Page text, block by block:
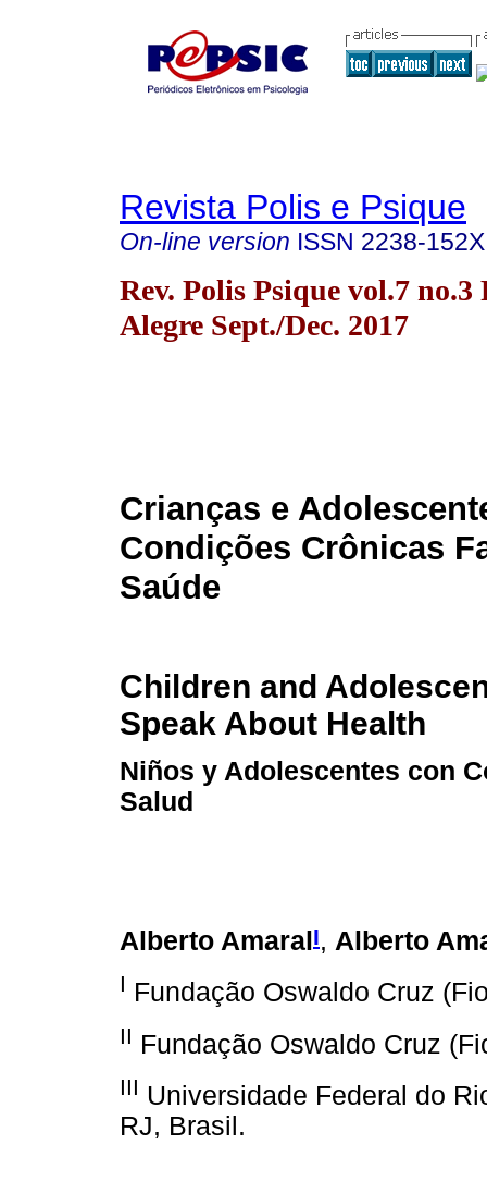
Revista Polis e Psique
On-line version ISSN 2238-152X
Rev. Polis Psique vol.7 no.3
Alegre Sept./Dec. 2017
Crianças e
Condições Crônicas
Saúde
Children and
Speak About Health
Niños y Adolescentes con
Salud
Alberto AmaralI, Alberto
I Fundação Oswaldo Cruz
II Fundação Oswaldo Cruz
III Universidade Federal do
RJ, Brasil.